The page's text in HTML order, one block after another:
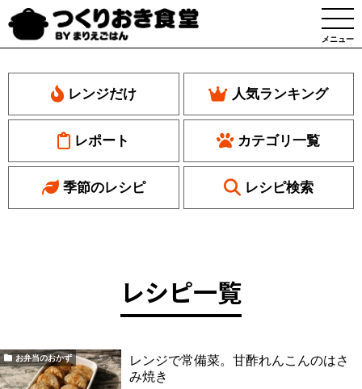
メニュー
レンジだけ 人気ランキング
レポート カテゴリ一覧
季節のレシピ レシピ検索
レシピ一覧
お弁当のおかず
レンジで常備菜。甘酢れんこんのはさ
み焼き